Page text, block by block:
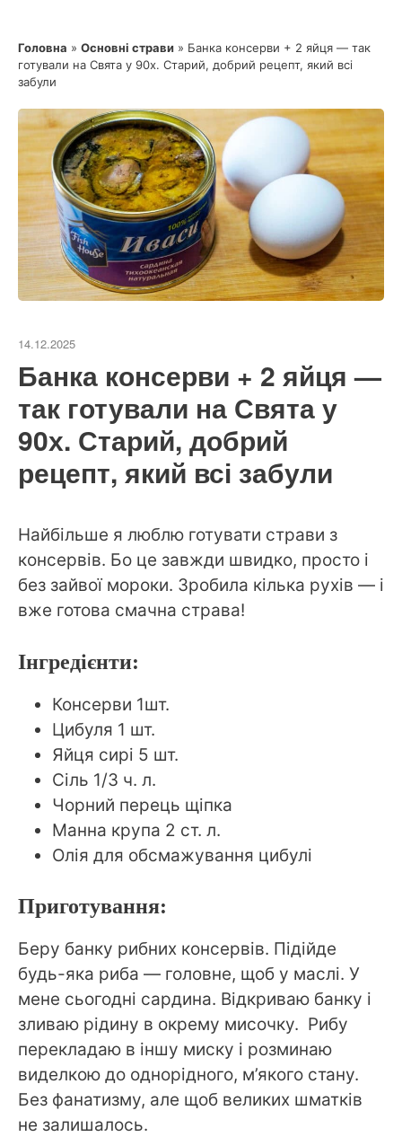
Головна » Основні страви » Банка консерви + 2 яйця — так
готували на Свята у 90х. Старий, добрий рецепт, який всі
забули
14.12.2025
Банка консерви + 2 яйця —
так готували на Свята у
90х. Старий, добрий
рецепт, який всі забули
Найбільше я люблю готувати страви з
консервів. Бо це завжди швидко, просто і
без зайвої мороки. Зробила кілька рухів — і
вже готова смачна страва!
Інгредієнти:
Консерви 1шт.
Цибуля 1 шт.
Яйця сирі 5 шт.
Сіль 1/3 ч. л.
Чорний перець щіпка
Манна крупа 2 ст. л.
Олія для обсмажування цибулі
Приготування:
Беру банку рибних консервів. Підійде
будь-яка риба — головне, щоб у маслі. У
мене сьогодні сардина. Відкриваю банку і
зливаю рідину в окрему мисочку. Рибу
перекладаю в іншу миску і розминаю
виделкою до однорідного, м’якого стану.
Без фанатизму, але щоб великих шматків
не залишалось.